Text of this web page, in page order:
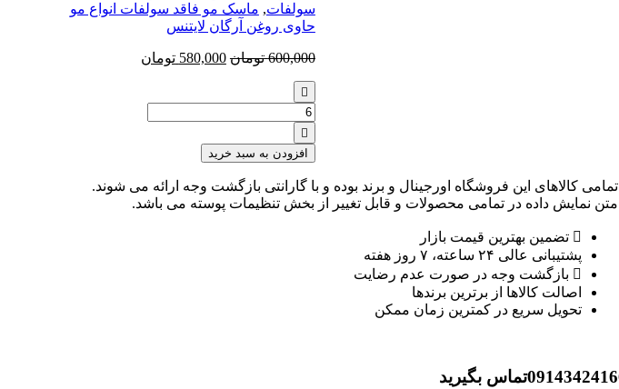
سولفات, ماسک مو فاقد سولفات انواع مو
حاوی روغن آرگان لایتنس
600,000 تومان 580,000 تومان
تعداد:
ماسک
مو
فاقد
سولفات
انواع
مو
افزودن به سبد خرید
تمامی کالاهای این فروشگاه اورجینال و برند بوده و با گارانتی بازگشت وجه ارائه می شوند.
متن نمایش داده در تمامی محصولات و قابل تغییر از بخش تنظیمات پوسته می باشد.
تضمین بهترین قیمت بازار
پشتیبانی عالی ۲۴ ساعته، ۷ روز هفته
بازگشت وجه در صورت عدم رضایت
اصالت کالاها از برترین برندها
تحویل سریع در کمترین زمان ممکن